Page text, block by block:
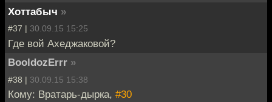
Хоттабыч »
#37 | 30.09.15 15:25
Где вой Ахеджаковой?
BooldozErrr »
#38 | 30.09.15 15:38
Кому: Вратарь-дырка, #30